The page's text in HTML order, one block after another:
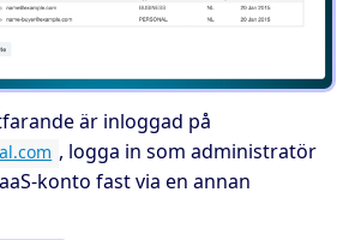
är inloggad på
, logga in som administratör
konto fast via en annan